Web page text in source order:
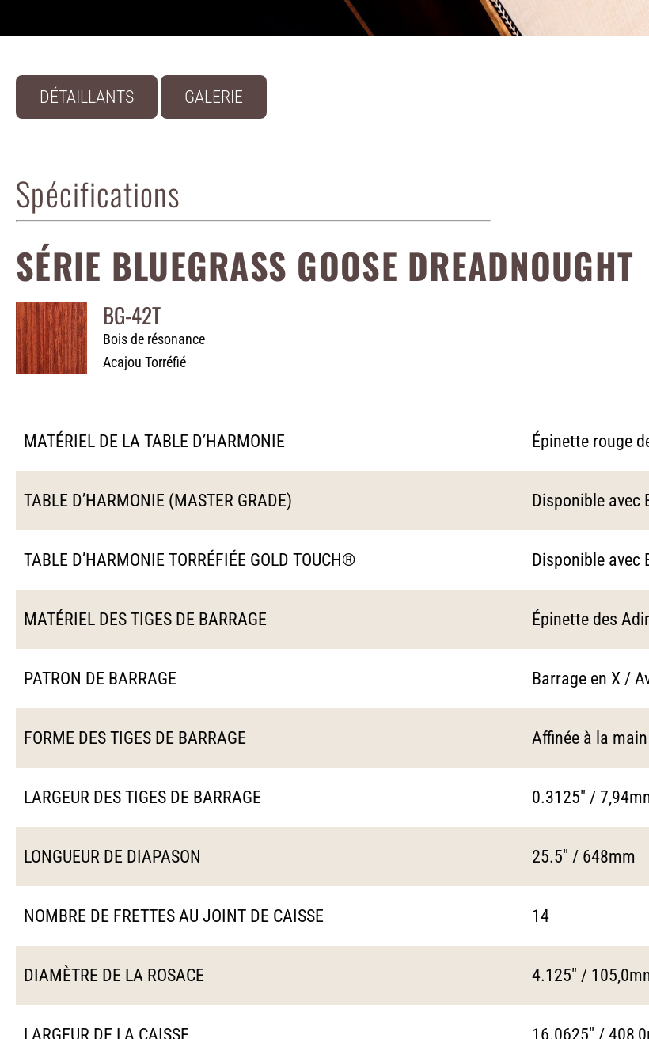
DÉTAILLANTS GALERIE
Spécifications
SÉRIE BLUEGRASS GOOSE DREADNOUGHT
BG-42T
Bois de résonance
Acajou Torréfié
MATÉRIEL DE LA TABLE D’HARMONIE Épinette rouge
TABLE D’HARMONIE (MASTER GRADE) Disponible avec
TABLE D’HARMONIE TORRÉFIÉE GOLD TOUCH® Disponible avec
MATÉRIEL DES TIGES DE BARRAGE Épinette des
PATRON DE BARRAGE Barrage en X /
FORME DES TIGES DE BARRAGE Affinée à la main
LARGEUR DES TIGES DE BARRAGE 0.3125" /
LONGUEUR DE DIAPASON 25.5" / 648mm
NOMBRE DE FRETTES AU JOINT DE CAISSE 14
DIAMÈTRE DE LA ROSACE 4.125" /
LARGEUR DE LA CAISSE 16.0625" /